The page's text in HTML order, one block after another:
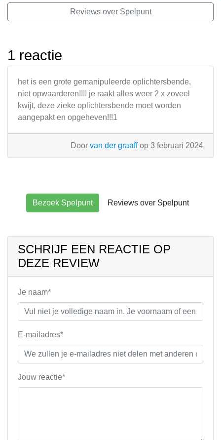
Reviews over Spelpunt
1 reactie
het is een grote gemanipuleerde oplichtersbende,
niet opwaarderen!!!! je raakt alles weer 2 x zoveel
kwijt, deze zieke oplichtersbende moet worden
aangepakt en opgeheven!!!1
Door van der graaffop 3 februari 2024
Bezoek Spelpunt Reviews over Spelpunt
SCHRIJF EEN REACTIE OP
DEZE REVIEW
Je naam*
E-mailadres*
Jouw reactie*